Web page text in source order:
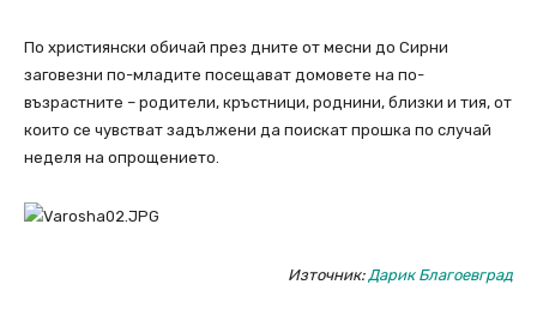
По християнски обичай през дните от месни до Сирни
заговезни по-младите посещават домовете на по-
възрастните – родители, кръстници, роднини, близки и тия, от
които се чувстват задължени да поискат прошка по случай
неделя на опрощението.
Източник:Дарик Благоевград